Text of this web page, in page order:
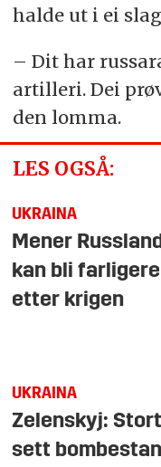
halde ut i ei
– Dit har
artilleri. Dei
den lomma.
LES OGSÅ:
UKRAINA
Mener Russland
kan bli farligere
etter krigen
UKRAINA
Zelenskyj: Stort
sett